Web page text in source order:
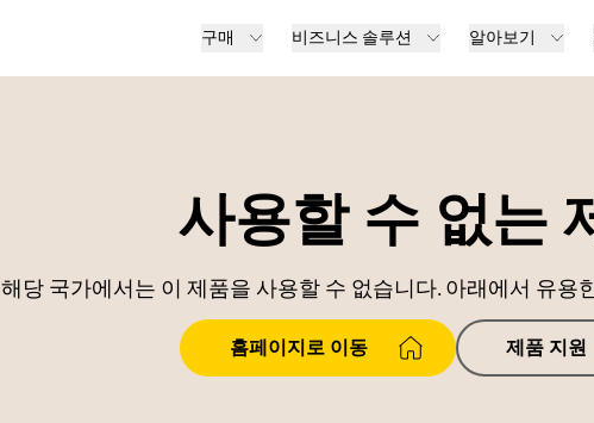
구매 비즈니스 솔루션 알아보기
사용할 수 없는
해당 국가에서는 이 제품을 사용할 수 없습니다. 아래에서 유용
홈페이지로 이동 제품 지원